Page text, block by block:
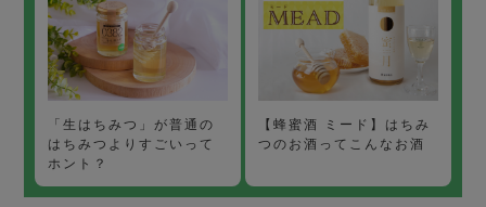
「生はちみつ」が普通の
はちみつよりすごいって
ホント？
【蜂蜜酒 ミード】はちみ
つのお酒ってこんなお酒